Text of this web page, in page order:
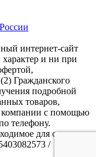
интернет-сайт
и ни при
Гражданского
подробной
товаров,
компании с помощью
телефону.
для охоты и
/